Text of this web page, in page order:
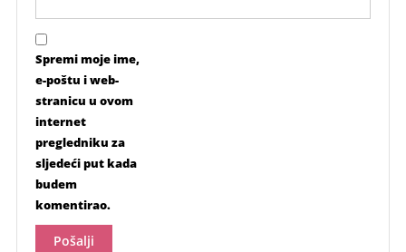
Spremi moje ime,
e-poštu i web-
stranicu u ovom
internet
pregledniku za
sljedeći put kada
budem
komentirao.